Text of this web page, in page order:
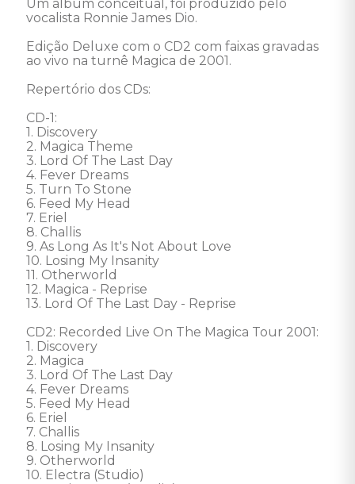
Um álbum conceitual, foi produzido pelo
vocalista Ronnie James Dio.
Edição Deluxe com o CD2 com faixas gravadas
ao vivo na turnê Magica de 2001.
Repertório dos CDs:
CD-1:
1. Discovery
2. Magica Theme
3. Lord Of The Last Day
4. Fever Dreams
5. Turn To Stone
6. Feed My Head
7. Eriel
8. Challis
9. As Long As It's Not About Love
10. Losing My Insanity
11. Otherworld
12. Magica - Reprise
13. Lord Of The Last Day - Reprise
CD2: Recorded Live On The Magica Tour 2001:
1. Discovery
2. Magica
3. Lord Of The Last Day
4. Fever Dreams
5. Feed My Head
6. Eriel
7. Challis
8. Losing My Insanity
9. Otherworld
10. Electra (Studio)